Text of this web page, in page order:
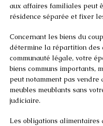
aux affaires familiales peut
résidence séparée et fixer
Concernant les biens du
détermine la répartition des
communauté légale, votre
biens communs importants,
peut notamment pas vendre
meubles meublants sans
judiciaire.
Les obligations alimentaires